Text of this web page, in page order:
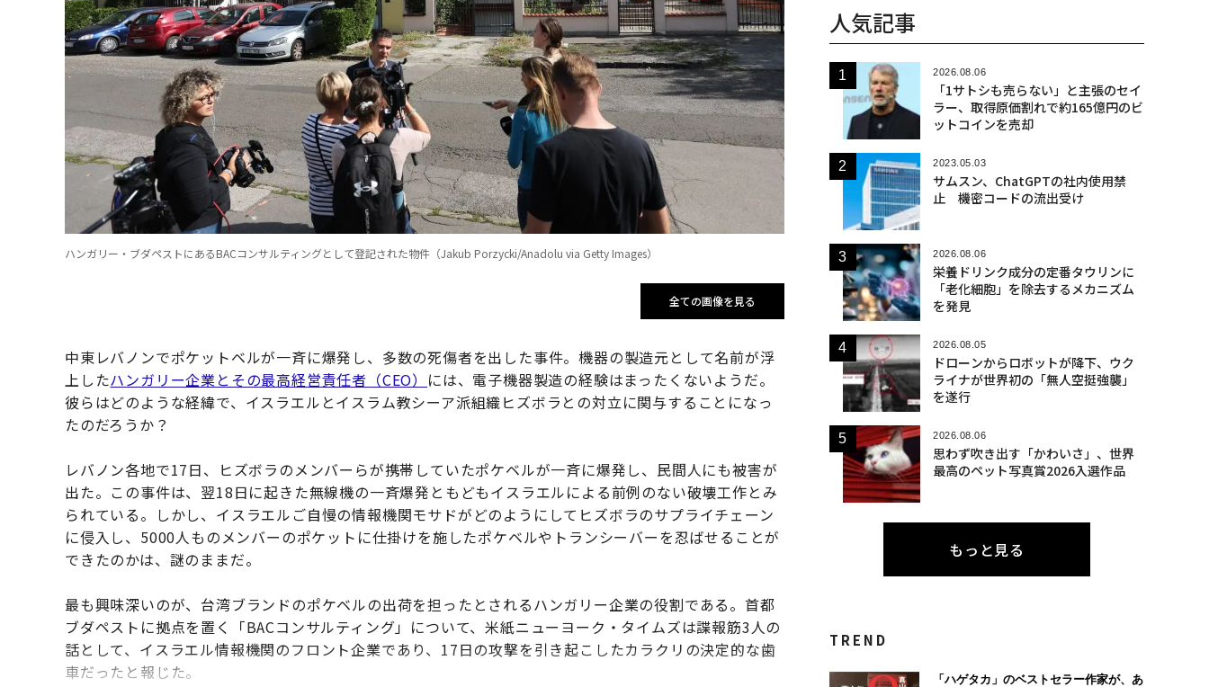
ハンガリー・ブダペストにあるBACコンサルティングとして登記された物件（Jakub Porzycki/Anadolu via Getty Images）
全ての画像を見る
中東レバノンでポケットベルが一斉に爆発し、多数の死傷者を出した事件。機器の製造元として名前が浮
上したハンガリー企業とその最高経営責任者（CEO） には、電子機器製造の経験はまったくないようだ。
彼らはどのような経緯で、イスラエルとイスラム教シーア派組織ヒズボラとの対立に関与することになっ
たのだろうか？
レバノン各地で17日、ヒズボラのメンバーらが携帯していたポケベルが一斉に爆発し、民間人にも被害が
出た。この事件は、翌18日に起きた無線機の一斉爆発ともどもイスラエルによる前例のない破壊工作とみ
られている。しかし、イスラエルご自慢の情報機関モサドがどのようにしてヒズボラのサプライチェーン
に侵入し、5000人ものメンバーのポケットに仕掛けを施したポケベルやトランシーバーを忍ばせることが
できたのかは、謎のままだ。
最も興味深いのが、台湾ブランドのポケベルの出荷を担ったとされるハンガリー企業の役割である。首都
ブダペストに拠点を置く「BACコンサルティング」について、米紙ニューヨーク・タイムズは諜報筋3人の
話として、イスラエル情報機関のフロント企業であり、17日の攻撃を引き起こしたカラクリの決定的な歯
車だったと報じた。
人気記事
2026.08.06
「1サトシも売らない」と主張のセイ
ラー、取得原価割れで約165億円のビ
ットコインを売却
2023.05.03
サムスン、ChatGPTの社内使用禁
止 機密コードの流出受け
2026.08.06
栄養ドリンク成分の定番タウリンに
「老化細胞」を除去するメカニズム
を発見
2026.08.05
ドローンからロボットが降下、ウク
ライナが世界初の「無人空挺強襲」
を遂行
2026.08.06
思わず吹き出す「かわいさ」、世界
最高のペット写真賞2026入選作品
もっと見る
TREND
「ハゲタカ」のベストセラー作家が、あ